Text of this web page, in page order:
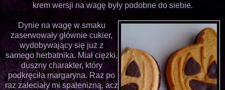
krem wersji na wagę były podobne do siebie.
Dynie na wagę w smaku
zaserwowały głównie cukier,
wydobywający się już z
samego herbatnika. Miał ciężki,
duszny charakter, który
podkręciła margaryna. Raz po
raz zaleciały mi spalenizną, acz